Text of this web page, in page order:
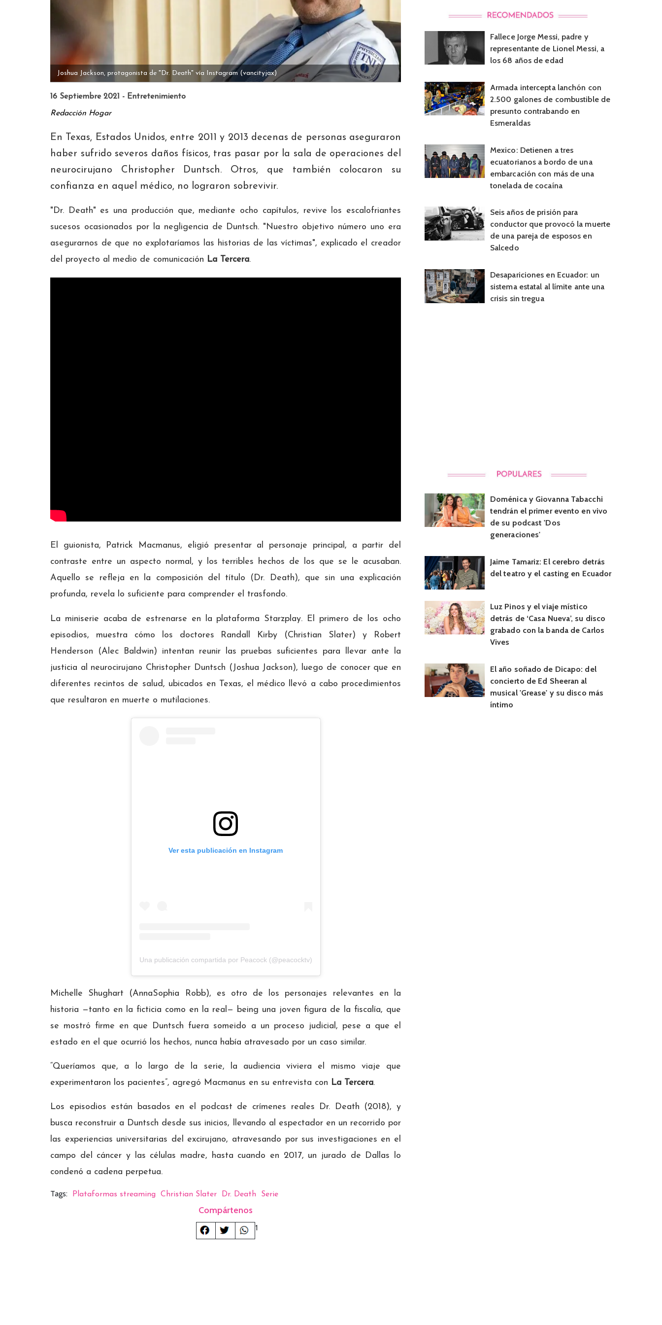
Joshua Jackson, protagonista de "Dr. Death" vía Instagram (vancityjax)
16 Septiembre 2021 - Entretenimiento
Redacción Hogar
En Texas, Estados Unidos, entre 2011 y 2013 decenas de personas aseguraron
haber sufrido severos daños físicos, tras pasar por la sala de operaciones del
neurocirujano Christopher Duntsch. Otros, que también colocaron su
confianza en aquel médico, no lograron sobrevivir.
"Dr. Death" es una producción que, mediante ocho capítulos, revive los escalofriantes
sucesos ocasionados por la negligencia de Duntsch. "Nuestro objetivo número uno era
asegurarnos de que no explotaríamos las historias de las víctimas", explicado el creador
del proyecto al medio de comunicación La Tercera.
El guionista, Patrick Macmanus, eligió presentar al personaje principal, a partir del
contraste entre un aspecto normal, y los terribles hechos de los que se le acusaban.
Aquello se refleja en la composición del título (Dr. Death), que sin una explicación
profunda, revela lo suficiente para comprender el trasfondo.
La miniserie acaba de estrenarse en la plataforma Starzplay. El primero de los ocho
episodios, muestra cómo los doctores Randall Kirby (Christian Slater) y Robert
Henderson (Alec Baldwin) intentan reunir las pruebas suficientes para llevar ante la
justicia al neurocirujano Christopher Duntsch (Joshua Jackson), luego de conocer que en
diferentes recintos de salud, ubicados en Texas, el médico llevó a cabo procedimientos
que resultaron en muerte o mutilaciones.
Ver esta publicación en Instagram
Una publicación compartida por Peacock (@peacocktv)
Michelle Shughart (AnnaSophia Robb), es otro de los personajes relevantes en la
historia —tanto en la ficticia como en la real— being una joven figura de la fiscalía, que
se mostró firme en que Duntsch fuera someido a un proceso judicial, pese a que el
estado en el que ocurrió los hechos, nunca había atravesado por un caso similar.
“Queríamos que, a lo largo de la serie, la audiencia viviera el mismo viaje que
experimentaron los pacientes”, agregó Macmanus en su entrevista con La Tercera.
Los episodios están basados ​​en el podcast de crímenes reales Dr. Death (2018), y
busca reconstruir a Duntsch desde sus inicios, llevando al espectador en un recorrido por
las experiencias universitarias del excirujano, atravesando por sus investigaciones en el
campo del cáncer y las células madre, hasta cuando en 2017, un jurado de Dallas lo
condenó a cadena perpetua.
Tags: Plataformas streaming Christian Slater Dr. Death Serie
Compártenos
1
Fallece Jorge Messi, padre y
representante de Lionel Messi, a
los 68 años de edad
Armada intercepta lanchón con
2.500 galones de combustible de
presunto contrabando en
Esmeraldas
Mexico: Detienen a tres
ecuatorianos a bordo de una
embarcación con más de una
tonelada de cocaína
Seis años de prisión para
conductor que provocó la muerte
de una pareja de esposos en
Salcedo
Desapariciones en Ecuador: un
sistema estatal al límite ante una
crisis sin tregua
Doménica y Giovanna Tabacchi
tendrán el primer evento en vivo
de su podcast 'Dos
generaciones'
Jaime Tamariz: El cerebro detrás
del teatro y el casting en Ecuador
Luz Pinos y el viaje místico
detrás de ‘Casa Nueva’, su disco
grabado con la banda de Carlos
Vives
El año soñado de Dicapo: del
concierto de Ed Sheeran al
musical 'Grease' y su disco más
íntimo